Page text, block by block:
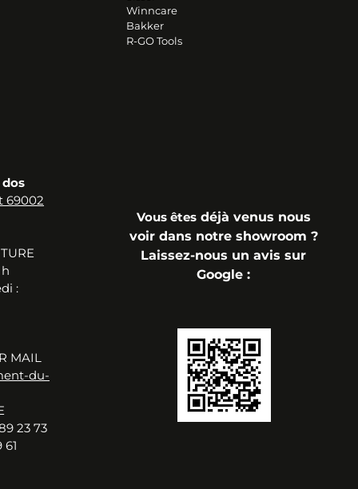
Winncare
Bakker
R-GO Tools
69002
:
MAIL
du-
23 73
Vous êtes déjà venus nous
voir dans notre showroom ?
Laissez-nous un avis sur
Google :